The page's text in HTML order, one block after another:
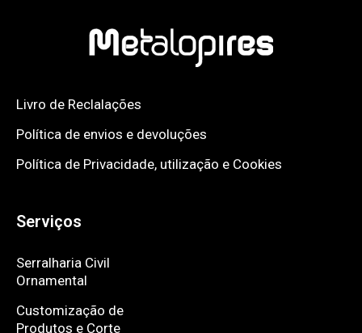
Livro de Reclalações
Política de envios e devoluções
Política de Privacidade, utilização e Cookies
Serviços
Serralharia Civil
Ornamental
Customização de
Produtos e Corte